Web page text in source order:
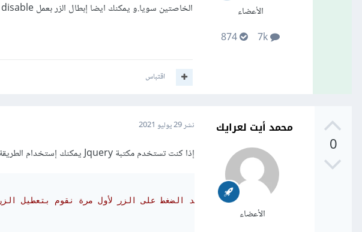
الأعضاء
الخاصتين سويا.و يمكنك ايضا إبطال الزر بعمل disable له حتى إكتمال الطلبية.
اقتباس
0
محمد أيت لعرايك
الأعضاء
نشر29 يوليو 2021
إذا كنت تستخدم مكتبة Jquery يمكنك إستخدام الطريقة التالية:
// عند الضغط على الزر لأول مرة نقوم بتعطيل الزر